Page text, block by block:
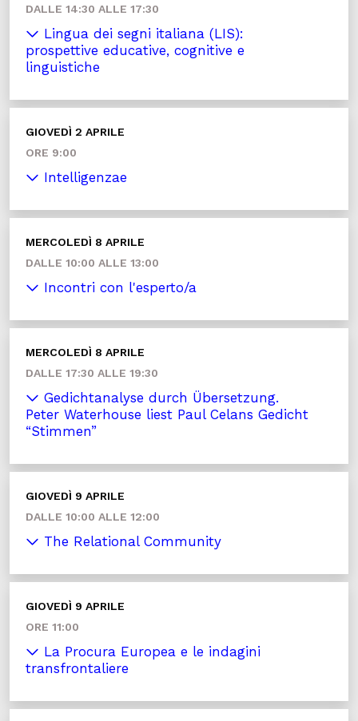
DALLE 14:30 ALLE 17:30
Lingua dei segni italiana (LIS):
prospettive educative, cognitive e
linguistiche
GIOVEDÌ 2 APRILE
ORE 9:00
Intelligenzae
MERCOLEDÌ 8 APRILE
DALLE 10:00 ALLE 13:00
Incontri con l'esperto/a
MERCOLEDÌ 8 APRILE
DALLE 17:30 ALLE 19:30
Gedichtanalyse durch Übersetzung.
Peter Waterhouse liest Paul Celans Gedicht
“Stimmen”
GIOVEDÌ 9 APRILE
DALLE 10:00 ALLE 12:00
The Relational Community
GIOVEDÌ 9 APRILE
ORE 11:00
La Procura Europea e le indagini
transfrontaliere